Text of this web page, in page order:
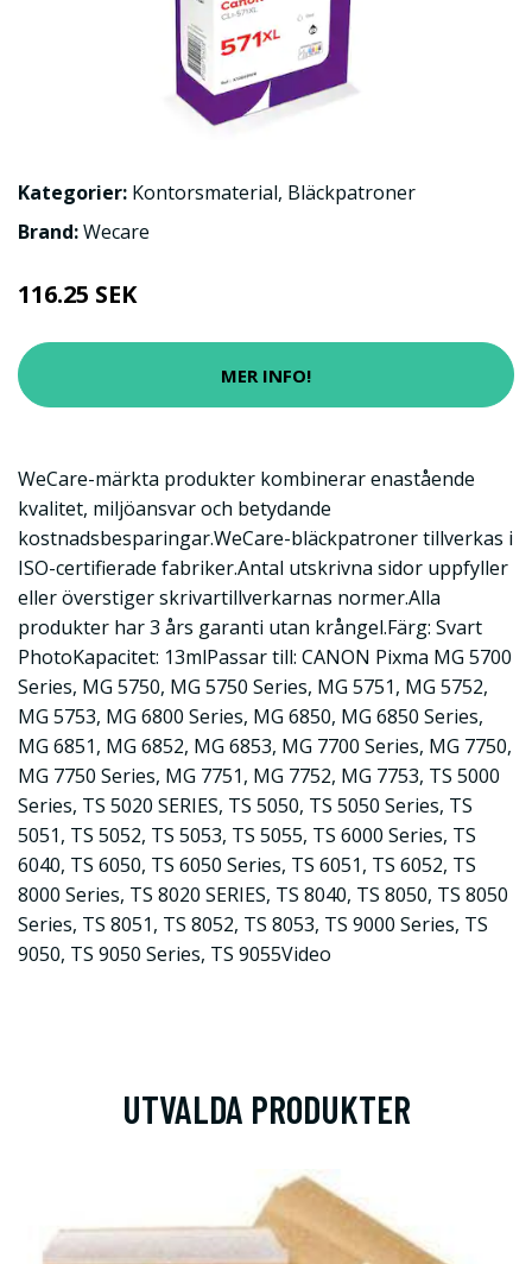
Kategorier: Kontorsmaterial, Bläckpatroner
Brand:Wecare
116.25 SEK
MER INFO!
WeCare-märkta produkter kombinerar enastående
kvalitet, miljöansvar och betydande
kostnadsbesparingar.WeCare-bläckpatroner tillverkas i
ISO-certifierade fabriker.Antal utskrivna sidor uppfyller
eller överstiger skrivartillverkarnas normer.Alla
produkter har 3 års garanti utan krångel.Färg: Svart
PhotoKapacitet: 13mlPassar till: CANON Pixma MG 5700
Series, MG 5750, MG 5750 Series, MG 5751, MG 5752,
MG 5753, MG 6800 Series, MG 6850, MG 6850 Series,
MG 6851, MG 6852, MG 6853, MG 7700 Series, MG 7750,
MG 7750 Series, MG 7751, MG 7752, MG 7753, TS 5000
Series, TS 5020 SERIES, TS 5050, TS 5050 Series, TS
5051, TS 5052, TS 5053, TS 5055, TS 6000 Series, TS
6040, TS 6050, TS 6050 Series, TS 6051, TS 6052, TS
8000 Series, TS 8020 SERIES, TS 8040, TS 8050, TS 8050
Series, TS 8051, TS 8052, TS 8053, TS 9000 Series, TS
9050, TS 9050 Series, TS 9055Video
UTVALDA PRODUKTER